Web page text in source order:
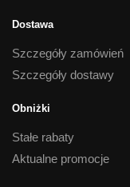
Dostawa
Szczegóły zamówień
Szczegóły dostawy
Obniżki
Stałe rabaty
Aktualne promocje